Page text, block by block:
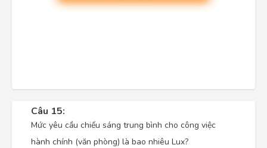
Câu 15:
Mức yêu cầu chiếu sáng trung bình cho công việc
hành chính (văn phòng) là bao nhiêu Lux?